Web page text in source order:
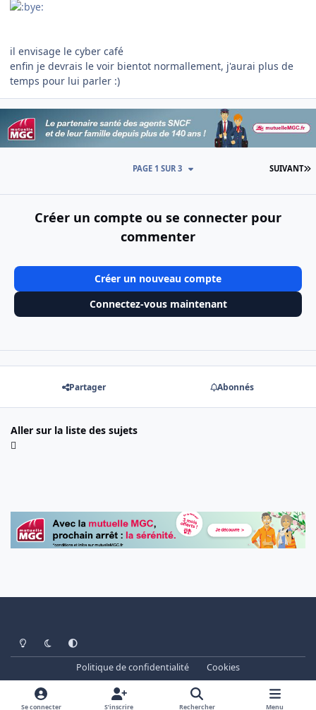
il envisage le cyber café
enfin je devrais le voir bientot normallement, j'aurai plus de
temps pour lui parler :)
SUIVANT
PAGE 1 SUR 3
Créer un compte ou se connecter pour
commenter
Créer un nouveau compte
Connectez-vous maintenant
Partager Abonnés
Aller sur la liste des sujets
Light ModeDark ModeSystem Preference
Politique de confidentialité
Cookies
www.cheminots.net - Forum Libre depuis 2003
Powered by
Invision Community
Se connecter S’inscrire Rechercher Menu